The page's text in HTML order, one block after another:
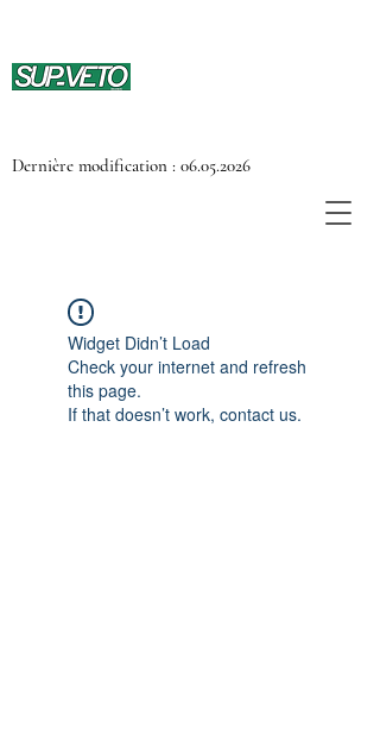
Dernière modification : 06.05.2026
Widget Didn’t Load
Check your internet and refresh
this page.
If that doesn’t work, contact us.